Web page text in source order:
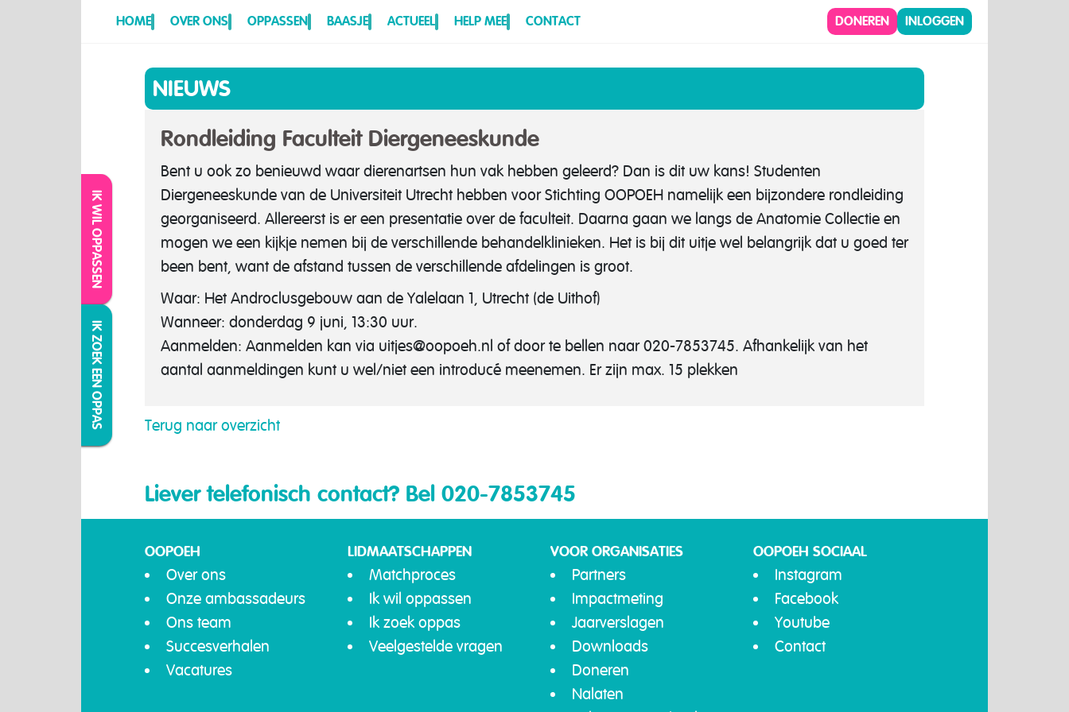
HOME OVER ONS OPPASSEN BAASJE ACTUEEL HELP MEE CONTACT DONEREN INLOGGEN
IK WIL OPPASSEN
IK ZOEK EEN OPPAS
NIEUWS
Rondleiding Faculteit Diergeneeskunde
Bent u ook zo benieuwd waar dierenartsen hun vak hebben geleerd? Dan is dit uw kans! Studenten
Diergeneeskunde van de Universiteit Utrecht hebben voor Stichting OOPOEH namelijk een bijzondere rondleiding
georganiseerd. Allereerst is er een presentatie over de faculteit. Daarna gaan we langs de Anatomie Collectie en
mogen we een kijkje nemen bij de verschillende behandelklinieken. Het is bij dit uitje wel belangrijk dat u goed ter
been bent, want de afstand tussen de verschillende afdelingen is groot.
Waar: Het Androclusgebouw aan de Yalelaan 1, Utrecht (de Uithof)
Wanneer: donderdag 9 juni, 13:30 uur.
Aanmelden: Aanmelden kan via uitjes@oopoeh.nl of door te bellen naar 020-7853745. Afhankelijk van het
aantal aanmeldingen kunt u wel/niet een introducé meenemen. Er zijn max. 15 plekken
Terug naar overzicht
Liever telefonisch contact? Bel 020-7853745
OOPOEH
Over ons
Onze ambassadeurs
Ons team
Succesverhalen
Vacatures
LIDMAATSCHAPPEN
Matchproces
Ik wil oppassen
Ik zoek oppas
Veelgestelde vragen
VOOR ORGANISATIES
Partners
Impactmeting
Jaarverslagen
Downloads
Doneren
Nalaten
OOPOEH SOCIAAL
Instagram
Facebook
Youtube
Contact